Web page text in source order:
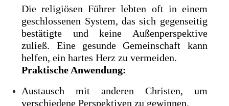
Die religiösen Führer lebten oft in einem
geschlossenen System, das sich gegenseitig
bestätigte und keine Außenperspektive
zuließ. Eine gesunde Gemeinschaft kann
helfen, ein hartes Herz zu vermeiden.
Praktische Anwendung:
Austausch mit anderen Christen, um
verschiedene Perspektiven zu gewinnen.